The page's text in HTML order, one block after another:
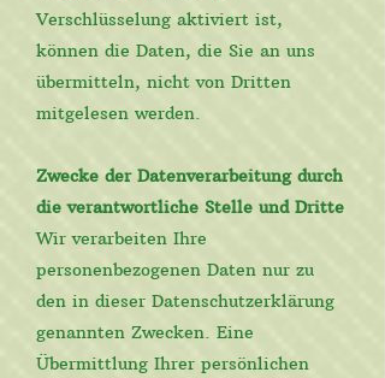
Verschlüsselung aktiviert ist,
können die Daten, die Sie an uns
übermitteln, nicht von Dritten
mitgelesen werden.
Zwecke der Datenverarbeitung durch
die verantwortliche Stelle und Dritte
Wir verarbeiten Ihre
personenbezogenen Daten nur zu
den in dieser Datenschutzerklärung
genannten Zwecken. Eine
Übermittlung Ihrer persönlichen